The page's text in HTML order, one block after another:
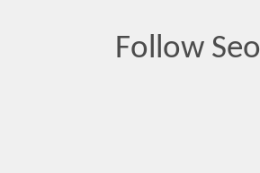
Follow